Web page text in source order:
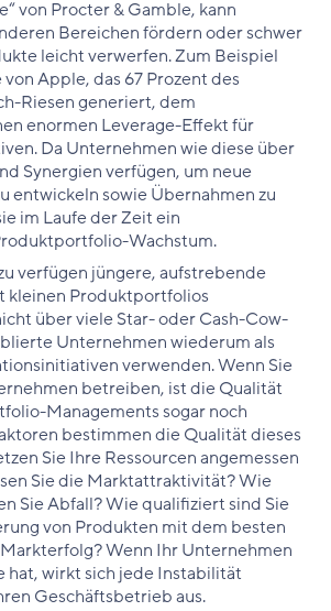
von Procter & Gamble, kann
Bereichen fördern oder schwer
leicht verwerfen. Zum Beispiel
Apple, das 67 Prozent des
Riesen generiert, dem
enormen Leverage-Effekt für
Da Unternehmen wie diese über
Synergien verfügen, um neue
entwickeln sowie Übernahmen zu
im Laufe der Zeit ein
Wachstum.
verfügen jüngere, aufstrebende
kleinen Produktportfolios
über viele Star- oder Cash-Cow-
Unternehmen wiederum als
verwenden. Wenn Sie
betreiben, ist die Qualität
Managements sogar noch
bestimmen die Qualität dieses
Sie Ihre Ressourcen angemessen
Sie die Marktattraktivität? Wie
Sie Abfall? Wie qualifiziert sind Sie
von Produkten mit dem besten
Wenn Ihr Unternehmen
hat, wirkt sich jede Instabilität
Geschäftsbetrieb aus.